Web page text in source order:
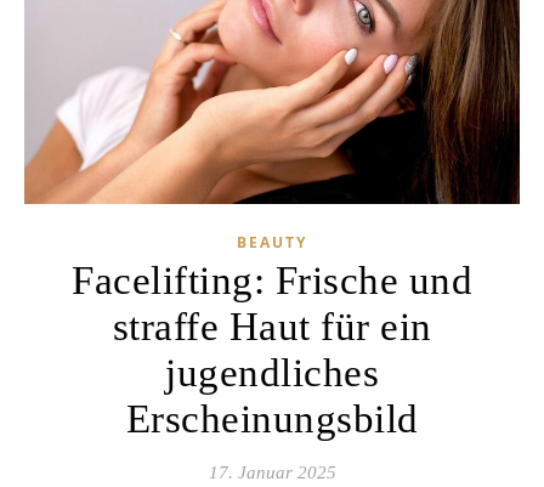
BEAUTY
Facelifting: Frische und
straffe Haut für ein
jugendliches
Erscheinungsbild
17. Januar 2025